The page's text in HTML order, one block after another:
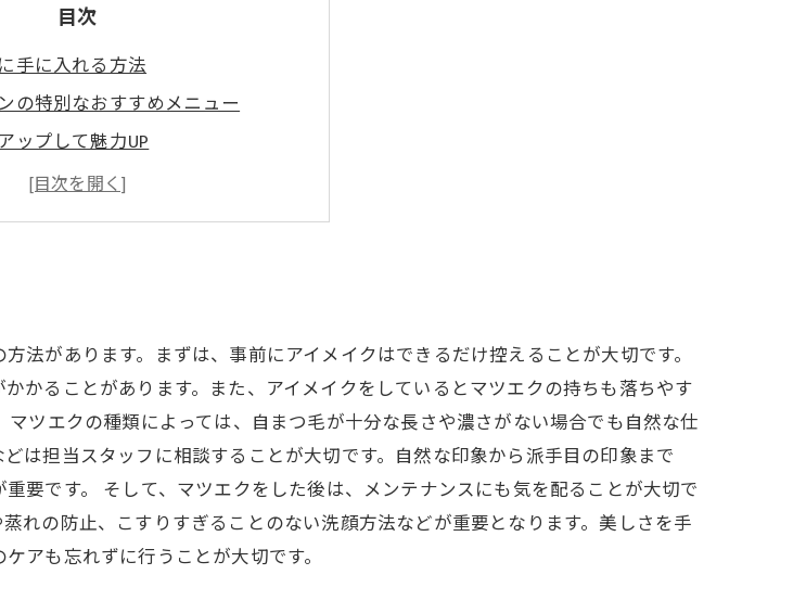
目次
手に入れる方法
の特別なおすすめメニュー
ップして魅力UP
分好みのアレンジを楽しめる
る疑問や相談も受け付けています
があります。まずは、事前にアイメイクはできるだけ控えることが大切です。
かることがあります。また、アイメイクをしているとマツエクの持ちも落ちやす
ツエクの種類によっては、自まつ毛が十分な長さや濃さがない場合でも自然な仕
は担当スタッフに相談することが大切です。自然な印象から派手目の印象まで
要です。 そして、マツエクをした後は、メンテナンスにも気を配ることが大切で
れの防止、こすりすぎることのない洗顔方法などが重要となります。美しさを手
アも忘れずに行うことが大切です。